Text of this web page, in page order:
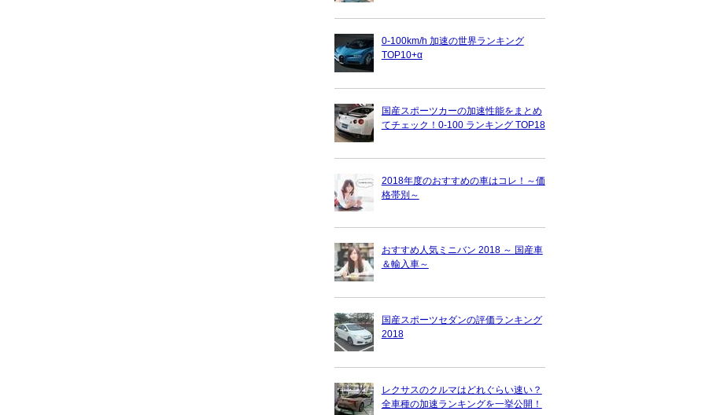
0-100km/h 加速の世界ランキング
TOP10+α
国産スポーツカーの加速性能をまとめ
てチェック！0-100 ランキング TOP18
2018年度のおすすめの車はコレ！～価
格帯別～
おすすめ人気ミニバン 2018 ～ 国産車
＆輸入車～
国産スポーツセダンの評価ランキング
2018
レクサスのクルマはどれぐらい速い？
全車種の加速ランキングを一挙公開！